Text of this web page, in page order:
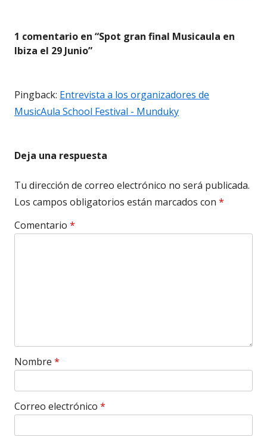
1 comentario en “Spot gran final Musicaula en
Ibiza el 29 Junio”
Pingback: Entrevista a los organizadores de
MusicAula School Festival - Munduky
Deja una respuesta
Tu dirección de correo electrónico no será publicada.
Los campos obligatorios están marcados con *
Comentario *
Nombre *
Correo electrónico *